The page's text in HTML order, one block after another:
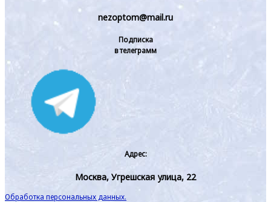
nezoptom@mail.ru
Подписка
в телеграмм
Адрес:
Москва, Угрешская улица, 22
Обработка персональных данных.